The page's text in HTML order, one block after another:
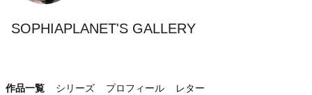
SOPHIAPLANET'S GALLERY
作品一覧 シリーズ プロフィール レター